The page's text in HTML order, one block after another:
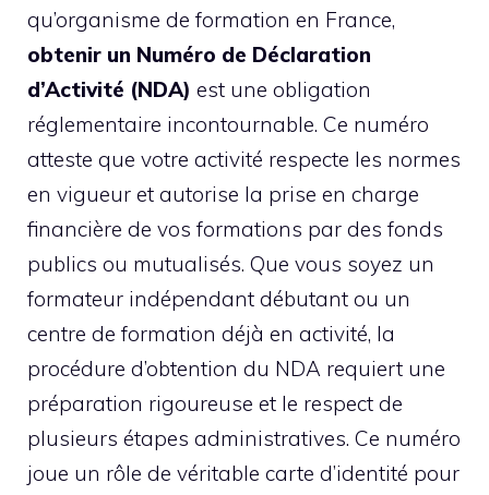
qu’organisme de formation en France,
obtenir un Numéro de Déclaration
d’Activité (NDA) est une obligation
réglementaire incontournable. Ce numéro
atteste que votre activité respecte les normes
en vigueur et autorise la prise en charge
financière de vos formations par des fonds
publics ou mutualisés. Que vous soyez un
formateur indépendant débutant ou un
centre de formation déjà en activité, la
procédure d’obtention du NDA requiert une
préparation rigoureuse et le respect de
plusieurs étapes administratives. Ce numéro
joue un rôle de véritable carte d’identité pour